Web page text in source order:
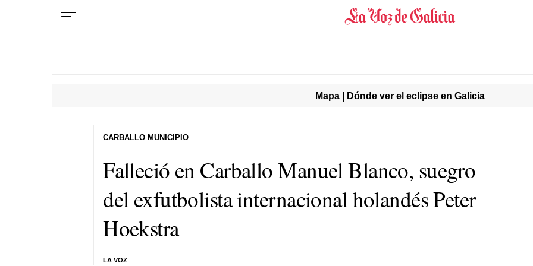
Mapa | Dónde ver el eclipse en Galicia
Falleció en Carballo Manuel Blanco, suegro
del exfutbolista internacional holandés Peter
Hoekstra
LA VOZ
CARBALLO MUNICIPIO